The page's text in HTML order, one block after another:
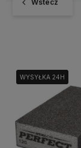
Wstecz
WYSYŁKA 24H
WYSYŁKA 24H